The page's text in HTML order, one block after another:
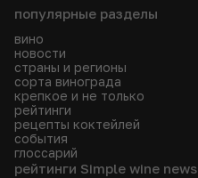
популярные разделы
вино
новости
страны и регионы
сорта винограда
крепкое и не только
рейтинги
рецепты коктейлей
события
глоссарий
рейтинги Simple wine news